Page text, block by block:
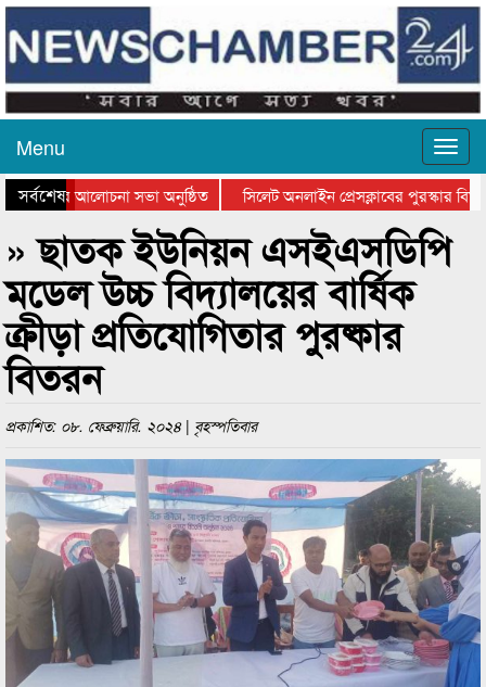
Menu
সর্বশেষ
দিবসের আলোচনা সভা অনুষ্ঠিত
সিলেট অনলাইন প্রেসক্লাবের পুরস্কার
সভা ও সম্মাননা প্রদান
কানাইঘাটের কিশোর আহাদের খুনি
» ছাতক ইউনিয়ন এসইএসডিপি
মডেল উচ্চ বিদ্যালয়ের বার্ষিক
ক্রীড়া প্রতিযোগিতার পুরষ্কার
বিতরন
প্রকাশিত: ০৮. ফেব্রুয়ারি. ২০২৪ | বৃহস্পতিবার